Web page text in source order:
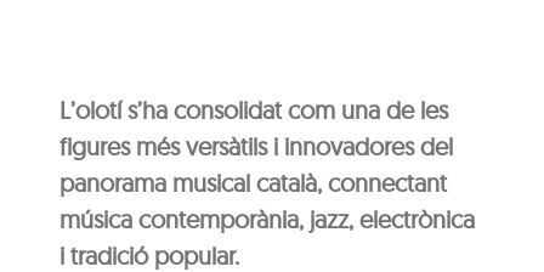
L’olotí s’ha consolidat com una de les
figures més versàtils i innovadores del
panorama musical català, connectant
música contemporània, jazz, electrònica
i tradició popular.